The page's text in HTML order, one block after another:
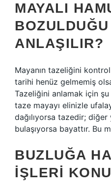
MAYALI
ANLAŞILIR?
Mayanın tazeliğini
tarihi henüz gelmemiş
Tazeliğini anlamak için
taze mayayı elinizle
dağılıyorsa tazedir;
bulaşıyorsa bayattır. Bu
BUZLUĞA
IŞLERI